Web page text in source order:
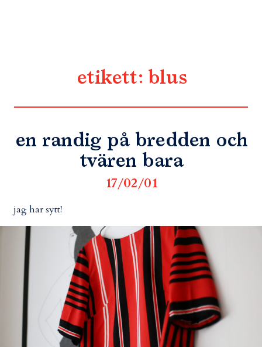
etikett: blus
en randig på bredden och
tvären bara
17/02/01
jag har sytt!